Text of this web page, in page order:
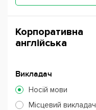
Корпоративна
англійська
Викладач
Носій мови
Місцевий викладач